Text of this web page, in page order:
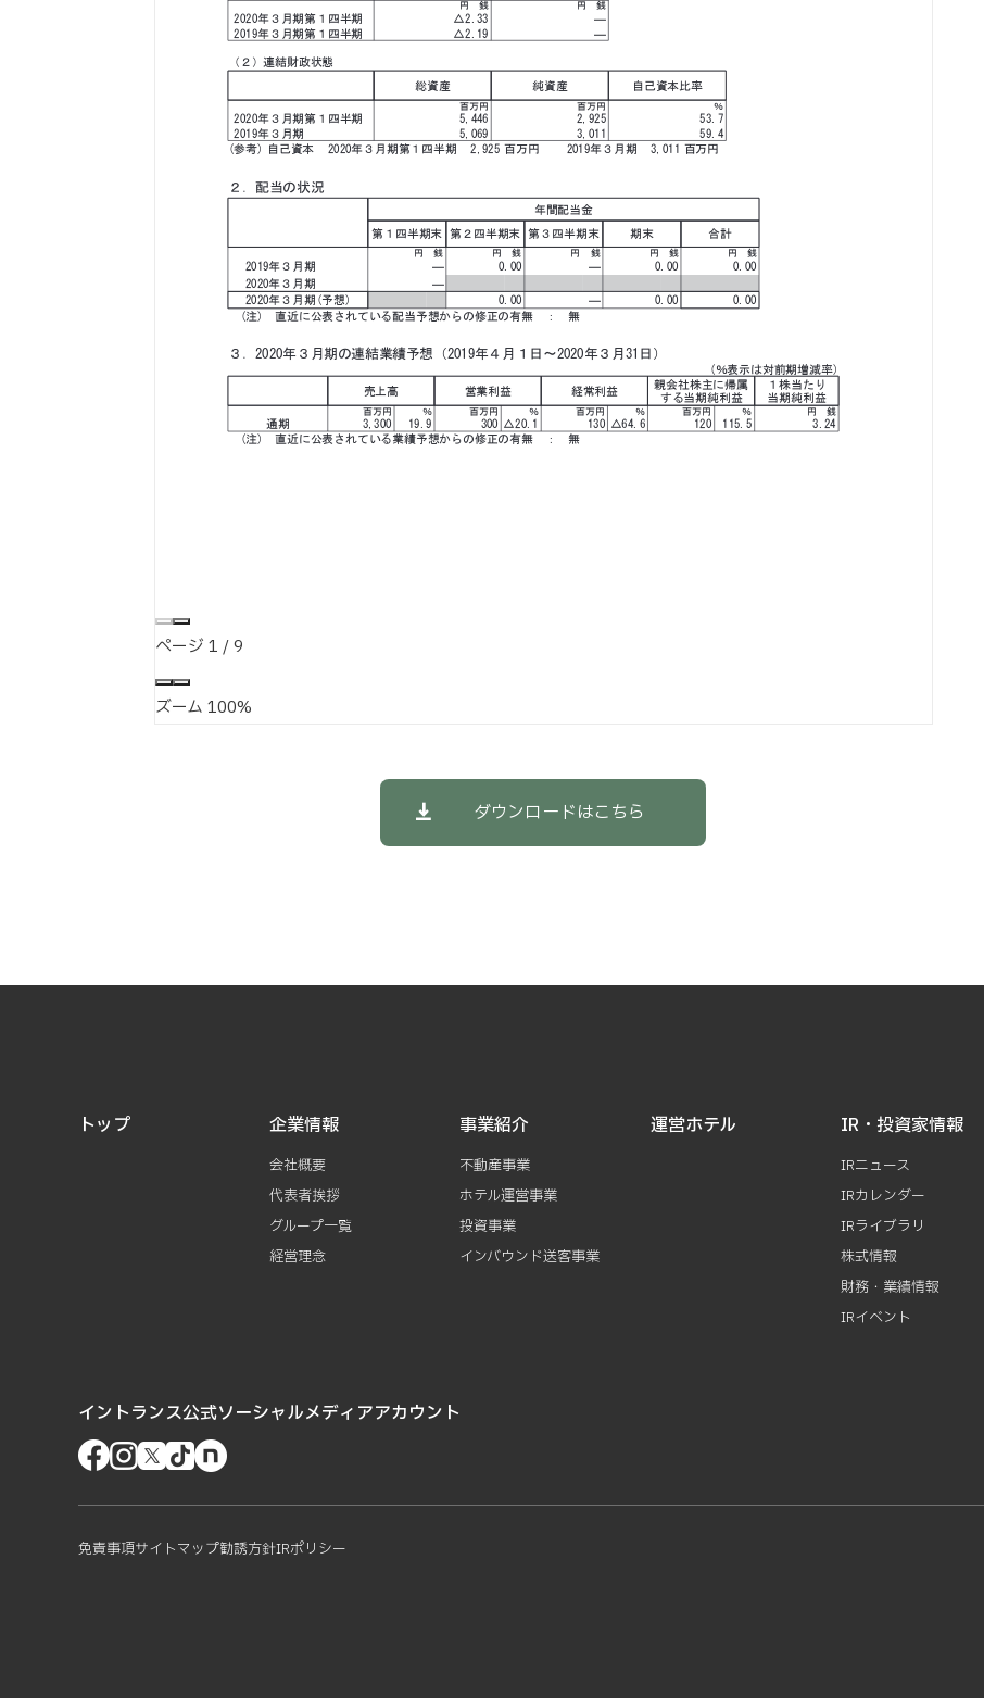
ページ 1 /9
ズーム 100%
ダウンロードはこちら
トップ 企業情報
会社概要
代表者挨拶
グループ一覧
経営理念
事業紹介
不動産事業
ホテル運営事業
投資事業
インバウンド送客事業
運営ホテル IR・投資家情報
IRニュース
IRカレンダー
IRライブラリ
株式情報
財務・業績情報
IRイベント
イントランス公式ソーシャルメディアアカウント
免責事項サイトマップ勧誘方針IRポリシー